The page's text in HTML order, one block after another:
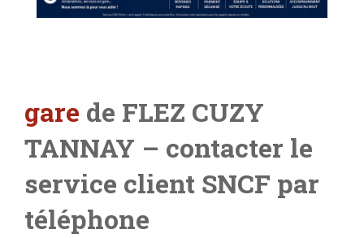
gare de FLEZ CUZY
TANNAY – contacter le
service client SNCF par
téléphone